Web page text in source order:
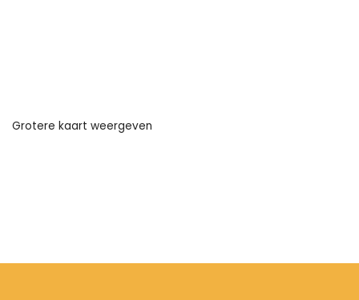
Grotere kaart weergeven